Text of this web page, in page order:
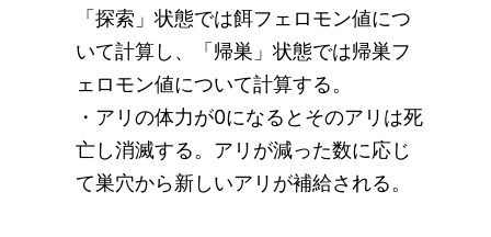
「探索」状態では餌フェロモン値につ
いて計算し、「帰巣」状態では帰巣フ
ェロモン値について計算する。
・アリの体力が0になるとそのアリは死
亡し消滅する。アリが減った数に応じ
て巣穴から新しいアリが補給される。